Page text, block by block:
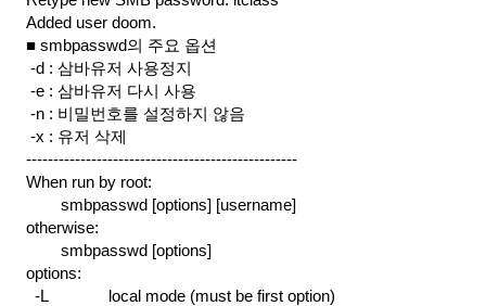
Added user doom.
■ smbpasswd의 주요 옵션
-d : 삼바유저 사용정지
-e : 삼바유저 다시 사용
-n : 비밀번호를 설정하지 않음
-x : 유저 삭제
--------------------------------------------------
When run by root:
smbpasswd [options] [username]
otherwise:
smbpasswd [options]
options:
-L
local mode (must be first option)